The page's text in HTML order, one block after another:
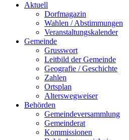
Aktuell
Dorfmagazin
Wahlen / Abstimmungen
Veranstaltungskalender
Gemeinde
Grusswort
Leitbild der Gemeinde
Geografie / Geschichte
Zahlen
Ortsplan
Alterswegweiser
Behörden
Gemeindeversammlung
Gemeinderat
Kommissionen